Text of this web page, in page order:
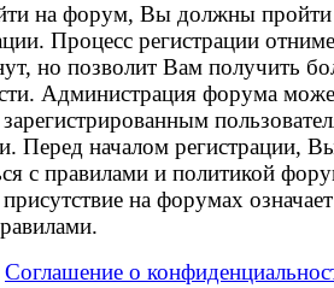
на форум, Вы должны пройти
Процесс регистрации
но позволит Вам получить
Администрация форума
Перед началом регистрации,
с правилами и политикой
на форумах означает
Соглашение о